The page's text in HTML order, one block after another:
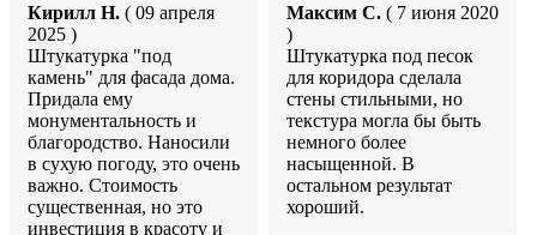
Кирилл Н. ( 09 апреля
2025 )
Штукатурка "под
камень" для фасада дома.
Придала ему
монументальность и
благородство. Наносили
в сухую погоду, это очень
важно. Стоимость
существенная, но это
инвестиция в красоту и
Максим С. ( 7 июня 2020
)
Штукатурка под песок
для коридора сделала
стены стильными, но
текстура могла бы быть
немного более
насыщенной. В
остальном результат
хороший.